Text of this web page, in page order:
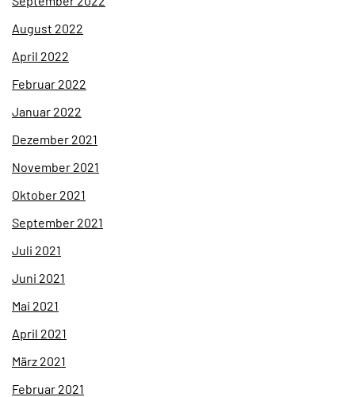
August 2022
April 2022
Februar 2022
Januar 2022
Dezember 2021
November 2021
Oktober 2021
September 2021
Juli 2021
Juni 2021
Mai 2021
April 2021
März 2021
Februar 2021